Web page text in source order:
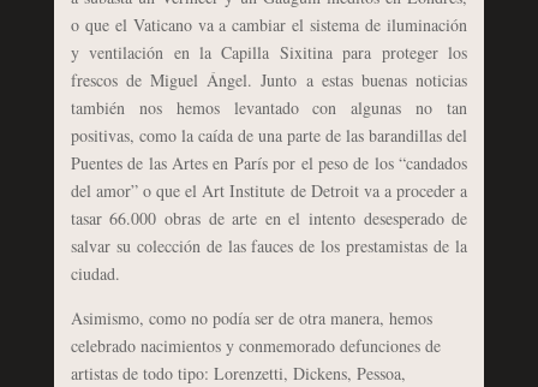
o que el Vaticano va a cambiar el sistema de iluminación
y ventilación en la Capilla Sixitina para proteger los
frescos de Miguel Ángel. Junto a estas buenas noticias
también nos hemos levantado con algunas no tan
positivas, como la caída de una parte de las barandillas del
Puentes de las Artes en París por el peso de los “candados
del amor” o que el Art Institute de Detroit va a proceder a
tasar 66.000 obras de arte en el intento desesperado de
salvar su colección de las fauces de los prestamistas de la
ciudad.
Asimismo, como no podía ser de otra manera, hemos
celebrado nacimientos y conmemorado defunciones de
artistas de todo tipo: Lorenzetti, Dickens, Pessoa,